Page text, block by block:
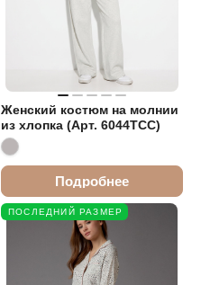
Женский костюм на молнии
из хлопка (Арт. 6044TCC)
Подробнее
ПОСЛЕДНИЙ РАЗМЕР